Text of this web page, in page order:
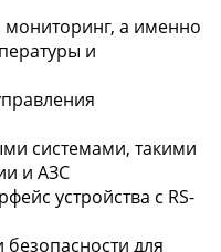
а именно
и
системами, такими
и АЗС
устройства с RS-
безопасности для